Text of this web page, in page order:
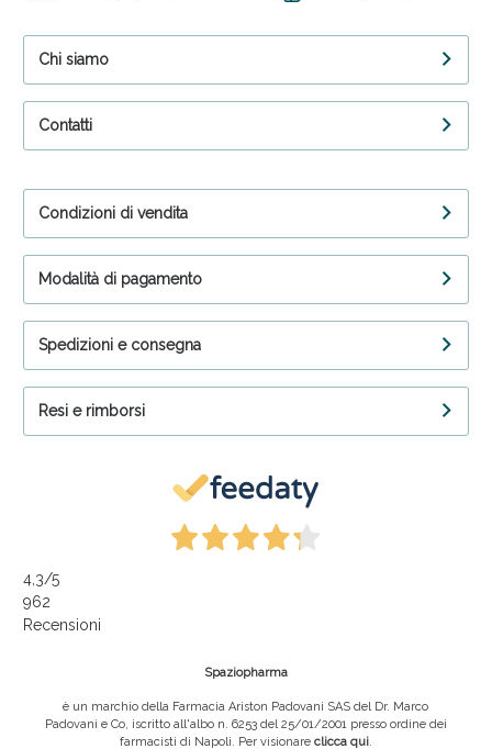
Chi siamo
Contatti
Condizioni di vendita
Modalità di pagamento
Spedizioni e consegna
Resi e rimborsi
4,3/5
962
Recensioni
Spaziopharma
è un marchio della Farmacia Ariston Padovani SAS del Dr. Marco
Padovani e Co, iscritto all'albo n. 6253 del 25/01/2001 presso ordine dei
farmacisti di Napoli. Per visionare clicca qui.